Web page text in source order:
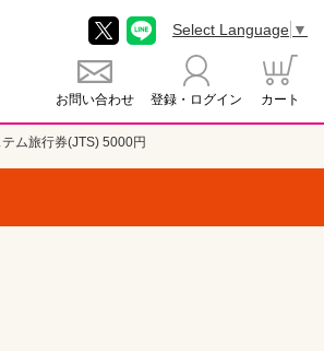
お問い合わせ 登録・ログイン カート
Select Language ▼
ム旅⾏券(JTS) 5000円